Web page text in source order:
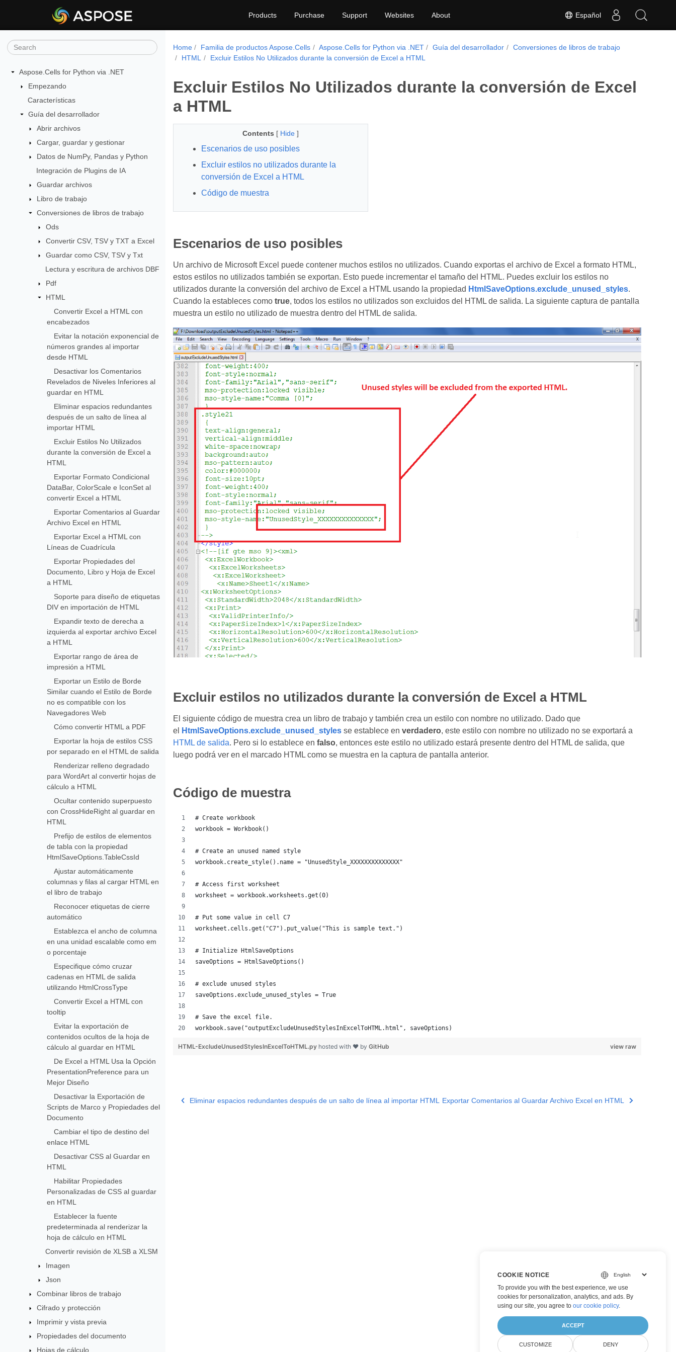
Español
Products Purchase Support Websites About
Aspose.Cells for Python via .NET
Empezando
Características
Guía del desarrollador
Abrir archivos
Cargar, guardar y gestionar
Datos de NumPy, Pandas y Python
Integración de Plugins de IA
Guardar archivos
Libro de trabajo
Conversiones de libros de trabajo
Ods
Convertir CSV, TSV y TXT a Excel
Guardar como CSV, TSV y Txt
Lectura y escritura de archivos DBF
Pdf
HTML
Convertir Excel a HTML con
encabezados
Evitar la notación exponencial de
números grandes al importar
desde HTML
Desactivar los Comentarios
Revelados de Niveles Inferiores al
guardar en HTML
Eliminar espacios redundantes
después de un salto de línea al
importar HTML
Excluir Estilos No Utilizados
durante la conversión de Excel a
HTML
Exportar Formato Condicional
DataBar, ColorScale e IconSet al
convertir Excel a HTML
Exportar Comentarios al Guardar
Archivo Excel en HTML
Exportar Excel a HTML con
Líneas de Cuadrícula
Exportar Propiedades del
Documento, Libro y Hoja de Excel
a HTML
Soporte para diseño de etiquetas
DIV en importación de HTML
Expandir texto de derecha a
izquierda al exportar archivo Excel
a HTML
Exportar rango de área de
impresión a HTML
Exportar un Estilo de Borde
Similar cuando el Estilo de Borde
no es compatible con los
Navegadores Web
Cómo convertir HTML a PDF
Exportar la hoja de estilos CSS
por separado en el HTML de salida
Renderizar relleno degradado
para WordArt al convertir hojas de
cálculo a HTML
Ocultar contenido superpuesto
con CrossHideRight al guardar en
HTML
Prefijo de estilos de elementos
de tabla con la propiedad
HtmlSaveOptions.TableCssId
Ajustar automáticamente
columnas y filas al cargar HTML en
el libro de trabajo
Reconocer etiquetas de cierre
automático
Establezca el ancho de columna
en una unidad escalable como em
o porcentaje
Especifique cómo cruzar
cadenas en HTML de salida
utilizando HtmlCrossType
Convertir Excel a HTML con
tooltip
Evitar la exportación de
contenidos ocultos de la hoja de
cálculo al guardar en HTML
De Excel a HTML Usa la Opción
PresentationPreference para un
Mejor Diseño
Desactivar la Exportación de
Scripts de Marco y Propiedades del
Documento
Cambiar el tipo de destino del
enlace HTML
Desactivar CSS al Guardar en
HTML
Habilitar Propiedades
Personalizadas de CSS al guardar
en HTML
Establecer la fuente
predeterminada al renderizar la
hoja de cálculo en HTML
Convertir revisión de XLSB a XLSM
Imagen
Json
Combinar libros de trabajo
Cifrado y protección
Imprimir y vista previa
Propiedades del documento
Hojas de cálculo
Home Familia de productos Aspose.Cells Aspose.Cells for Python via .NET Guía del desarrollador
Conversiones de libros de trabajo
HTML
Excluir Estilos No Utilizados durante la conversión de Excel a HTML
Excluir Estilos No Utilizados durante la conversión de Excel
a HTML
Contents [ Hide ]
Escenarios de uso posibles
Excluir estilos no utilizados durante la
conversión de Excel a HTML
Código de muestra
Escenarios de uso posibles
Un archivo de Microsoft Excel puede contener muchos estilos no utilizados. Cuando exportas el archivo de Excel a formato HTML,
estos estilos no utilizados también se exportan. Esto puede incrementar el tamaño del HTML. Puedes excluir los estilos no
utilizados durante la conversión del archivo de Excel a HTML usando la propiedad HtmlSaveOptions.exclude_unused_styles.
Cuando la estableces como true, todos los estilos no utilizados son excluidos del HTML de salida. La siguiente captura de pantalla
muestra un estilo no utilizado de muestra dentro del HTML de salida.
Excluir estilos no utilizados durante la conversión de Excel a HTML
El siguiente código de muestra crea un libro de trabajo y también crea un estilo con nombre no utilizado. Dado que
el
HtmlSaveOptions.exclude_unused_stylesse establece en verdadero, este estilo con nombre no utilizado no se exportará a
HTML de salida. Pero si lo establece en falso, entonces este estilo no utilizado estará presente dentro del HTML de salida, que
luego podrá ver en el marcado HTML como se muestra en la captura de pantalla anterior.
Código de muestra
# Create workbook
workbook = Workbook()
# Create an unused named style
workbook.create_style().name = "UnusedStyle_XXXXXXXXXXXXXX"
# Access first worksheet
worksheet = workbook.worksheets.get(0)
# Put some value in cell C7
worksheet.cells.get("C7").put_value("This is sample text.")
# Initialize HtmlSaveOptions
saveOptions = HtmlSaveOptions()
# exclude unused styles
saveOptions.exclude_unused_styles = True
# Save the excel file.
workbook.save("outputExcludeUnusedStylesInExcelToHTML.html", saveOptions)
view raw
HTML-ExcludeUnusedStylesInExcelToHTML.py hosted with ❤ by GitHub
Eliminar espacios redundantes después de un salto de línea al importar HTML Exportar Comentarios al Guardar Archivo Excel en HTML
COOKIE NOTICE
To provide you with the best experience, we use
cookies for personalization, analytics, and ads. By
using our site, you agree to our cookie policy.
ACCEPT
CUSTOMIZE DENY